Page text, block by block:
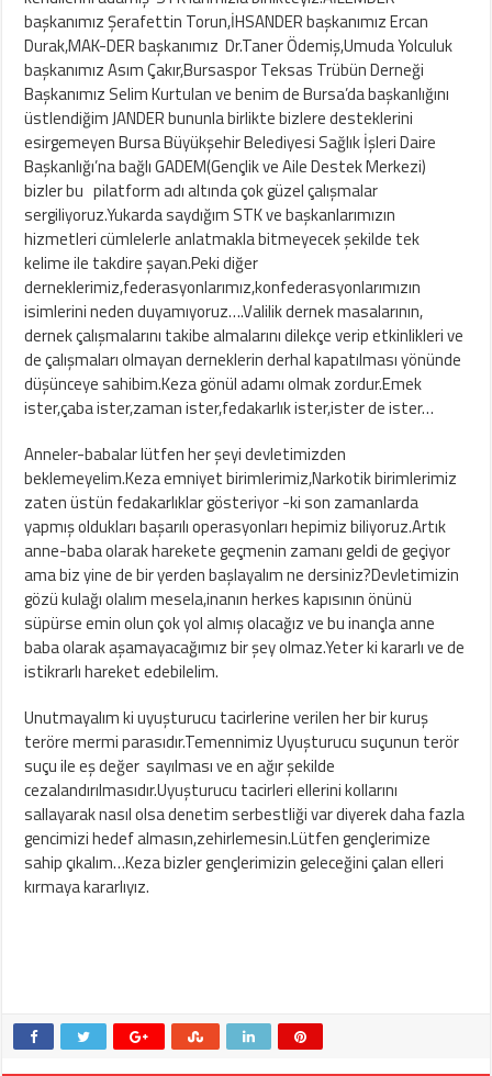
başkanımız Şerafettin Torun,İHSANDER başkanımız Ercan
Durak,MAK-DER başkanımız Dr.Taner Ödemiş,Umuda Yolculuk
başkanımız Asım Çakır,Bursaspor Teksas Trübün Derneği
Başkanımız Selim Kurtulan ve benim de Bursa’da başkanlığını
üstlendiğim JANDER bununla birlikte bizlere desteklerini
esirgemeyen Bursa Büyükşehir Belediyesi Sağlık İşleri Daire
Başkanlığı’na bağlı GADEM(Gençlik ve Aile Destek Merkezi)
bizler bu pilatform adı altında çok güzel çalışmalar
sergiliyoruz.Yukarda saydığım STK ve başkanlarımızın
hizmetleri cümlelerle anlatmakla bitmeyecek şekilde tek
kelime ile takdire şayan.Peki diğer
derneklerimiz,federasyonlarımız,konfederasyonlarımızın
isimlerini neden duyamıyoruz….Valilik dernek masalarının,
dernek çalışmalarını takibe almalarını dilekçe verip etkinlikleri ve
de çalışmaları olmayan derneklerin derhal kapatılması yönünde
düşünceye sahibim.Keza gönül adamı olmak zordur.Emek
ister,çaba ister,zaman ister,fedakarlık ister,ister de ister…
Anneler-babalar lütfen her şeyi devletimizden
beklemeyelim.Keza emniyet birimlerimiz,Narkotik birimlerimiz
zaten üstün fedakarlıklar gösteriyor -ki son zamanlarda
yapmış oldukları başarılı operasyonları hepimiz biliyoruz.Artık
anne-baba olarak harekete geçmenin zamanı geldi de geçiyor
ama biz yine de bir yerden başlayalım ne dersiniz?Devletimizin
gözü kulağı olalım mesela,inanın herkes kapısının önünü
süpürse emin olun çok yol almış olacağız ve bu inançla anne
baba olarak aşamayacağımız bir şey olmaz.Yeter ki kararlı ve de
istikrarlı hareket edebilelim.
Unutmayalım ki uyuşturucu tacirlerine verilen her bir kuruş
teröre mermi parasıdır.Temennimiz Uyuşturucu suçunun terör
suçu ile eş değer sayılması ve en ağır şekilde
cezalandırılmasıdır.Uyuşturucu tacirleri ellerini kollarını
sallayarak nasıl olsa denetim serbestliği var diyerek daha fazla
gencimizi hedef almasın,zehirlemesin.Lütfen gençlerimize
sahip çıkalım…Keza bizler gençlerimizin geleceğini çalan elleri
kırmaya kararlıyız.